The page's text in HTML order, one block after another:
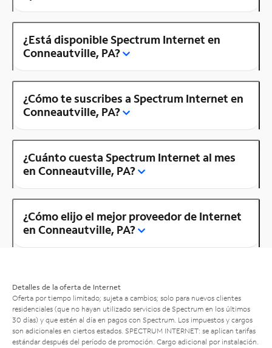
¿Está disponible Spectrum Internet en
Conneautville, PA?
¿Cómo te suscribes a Spectrum Internet en
Conneautville, PA?
¿Cuánto cuesta Spectrum Internet al mes
en Conneautville, PA?
¿Cómo elijo el mejor proveedor de Internet
en Conneautville, PA?
Detalles de la oferta de Internet
Oferta por tiempo limitado; sujeta a cambios; solo para nuevos clientes
residenciales (que no hayan utilizado servicios de Spectrum en los últimos
30 días) y que estén al día en pagos con Spectrum. Los impuestos y cargos
son adicionales en ciertos estados. SPECTRUM INTERNET: se aplican tarifas
estándar después del período de promoción. Cargo adicional por instalación.